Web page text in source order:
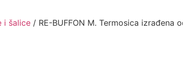
i šalice / RE-BUFFON M. Termosica